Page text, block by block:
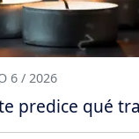
6 / 2026
predice qué